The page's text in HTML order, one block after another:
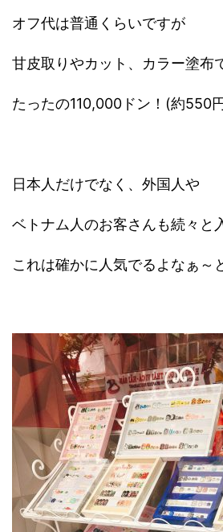
オフ代は普通くらいですが
甘皮取りやカット、カラー塗布
たったの110,000ドン！(約550
日本人だけでなく、外国人や
ベトナム人のお客さんも続々と
これは確かに人気でるよなぁ～